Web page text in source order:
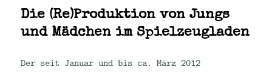
Die (Re)Produktion von Jungs
und Mädchen im Spielzeugladen
Der seit Januar und bis ca. März 2012